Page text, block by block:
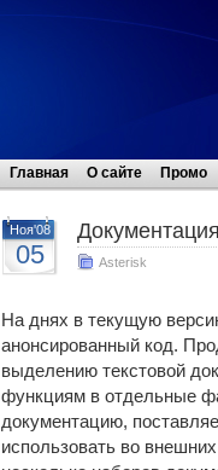
Главная О сайте Промо
Ноя'08
05 Asterisk
На днях в текущую
анонсированный код.
выделению текстовой
функциям в отдельные
документацию,
использовать во